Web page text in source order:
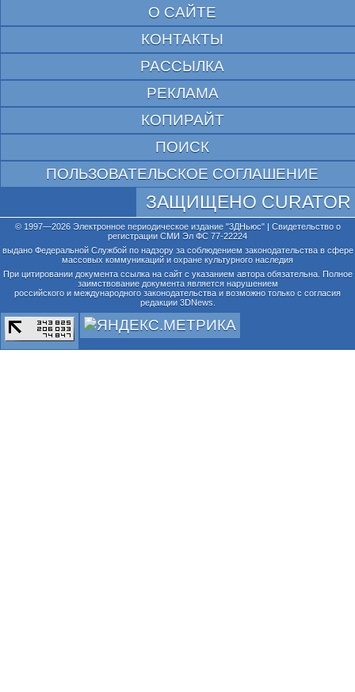
О САЙТЕ
КОНТАКТЫ
РАССЫЛКА
РЕКЛАМА
КОПИРАЙТ
ПОИСК
ПОЛЬЗОВАТЕЛЬСКОЕ СОГЛАШЕНИЕ
ЗАЩИЩЕНО CURATOR
© 1997—2026 Электронное периодическое издание "3ДНьюс" | Свидетельство о
регистрации СМИ Эл ФС 77-22224
выдано Федеральной Службой по надзору за соблюдением законодательства в сфере
массовых коммуникаций и охране культурного наследия
При цитировании документа ссылка на сайт с указанием автора обязательна. Полное
заимствование документа является нарушением
российского и международного законодательства и возможно только с согласия
редакции 3DNews.